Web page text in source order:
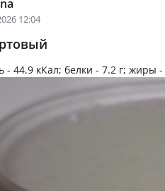
12:04
- 44.9 кКал; белки - 7.2 г; жиры -